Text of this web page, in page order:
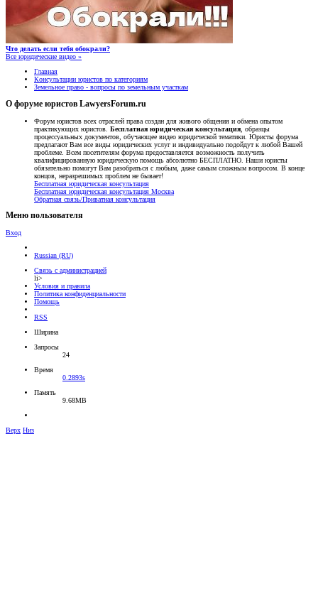
Что делать если тебя обокрали?
Все юридические видео »
Главная
Консультации юристов по категориям
Земельное право - вопросы по земельным участкам
О форуме юристов LawyersForum.ru
Форум юристов всех отраслей права создан для живого общения и обмена опытом
практикующих юристов. Бесплатная юридическая консультация , образцы
процессуальных документов, обучающее видео юридической тематики. Юристы форума
предлагают Вам все виды юридических услуг и индивидуально подойдут к любой Вашей
проблеме. Всем посетителям форума предоставляется возможность получить
квалифицированную юридическую помощь абсолютно БЕСПЛАТНО. Наши юристы
обязательно помогут Вам разобраться с любым, даже самым сложным вопросом. В конце
концов, неразрешимых проблем не бывает!
Бесплатная юридическая консультация
Бесплатная юридическая консультация Москва
Обратная связь/Приватная консультация
Меню пользователя
Вход
Russian (RU)
Связь с администрацией
li>
Условия и правила
Политика конфиденциальности
Помощь
RSS
Ширина
Запросы
24
Время
0.2893s
Память
9.68MB
Верх Низ